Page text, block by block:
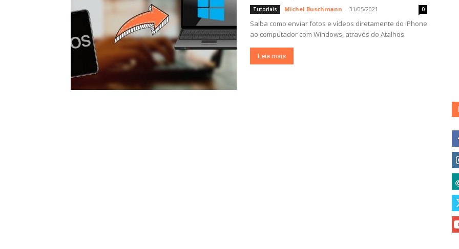
Tutoriais Michel Buschmann - 31/05/2021 0
Saiba como enviar fotos e vídeos diretamente do iPhone
ao computador com Windows, através do Atalhos.
Leia mais